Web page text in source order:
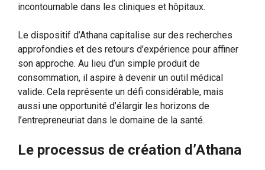
incontournable dans les cliniques et hôpitaux.
Le dispositif d’Athana capitalise sur des recherches
approfondies et des retours d’expérience pour affiner
son approche. Au lieu d’un simple produit de
consommation, il aspire à devenir un outil médical
valide. Cela représente un défi considérable, mais
aussi une opportunité d’élargir les horizons de
l’entrepreneuriat dans le domaine de la santé.
Le processus de création d’Athana